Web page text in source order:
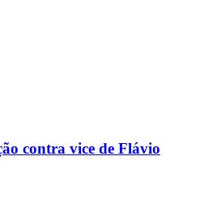
contra vice de Flávio